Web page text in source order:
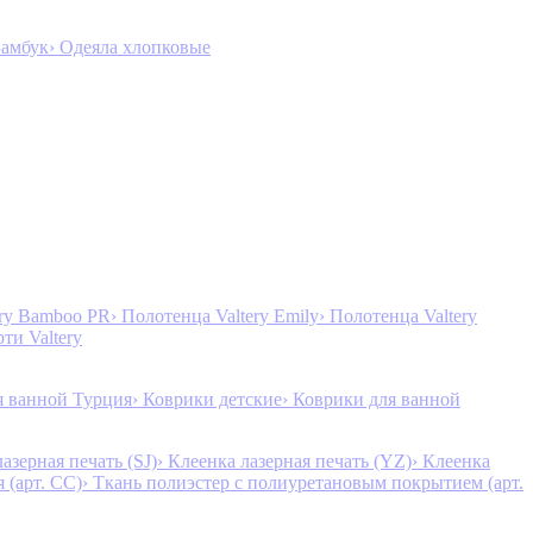
› Одеяла хлопковые
Bamboo PR› Полотенца Valtery Emily› Полотенца Valtery
Valtery
ванной Турция› Коврики детские› Коврики для ванной
печать (SJ)› Клеенка лазерная печать (YZ)› Клеенка
(арт. CC)› Ткань полиэстер с полиуретановым покрытием (арт.